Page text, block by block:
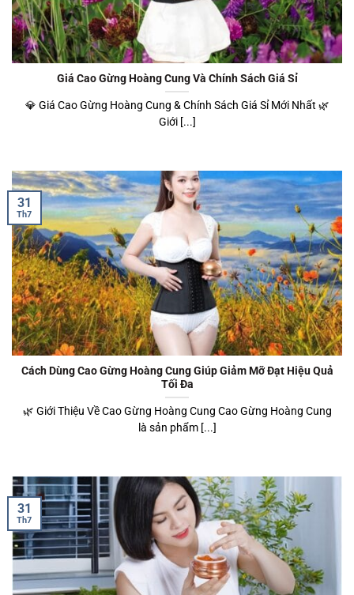
Giá Cao Gừng Hoàng Cung Và Chính Sách Giá Sỉ
💎 Giá Cao Gừng Hoàng Cung & Chính Sách Giá Sỉ Mới Nhất 🌿
Giới [...]
Cách Dùng Cao Gừng Hoàng Cung Giúp Giảm Mỡ Đạt Hiệu Quả
Tối Đa
🌿 Giới Thiệu Về Cao Gừng Hoàng Cung Cao Gừng Hoàng Cung
là sản phẩm [...]
31
Th7
31
Th7